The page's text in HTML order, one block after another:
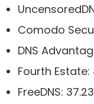
Comodo
DNS
Fourth Estate:
FreeDNS: